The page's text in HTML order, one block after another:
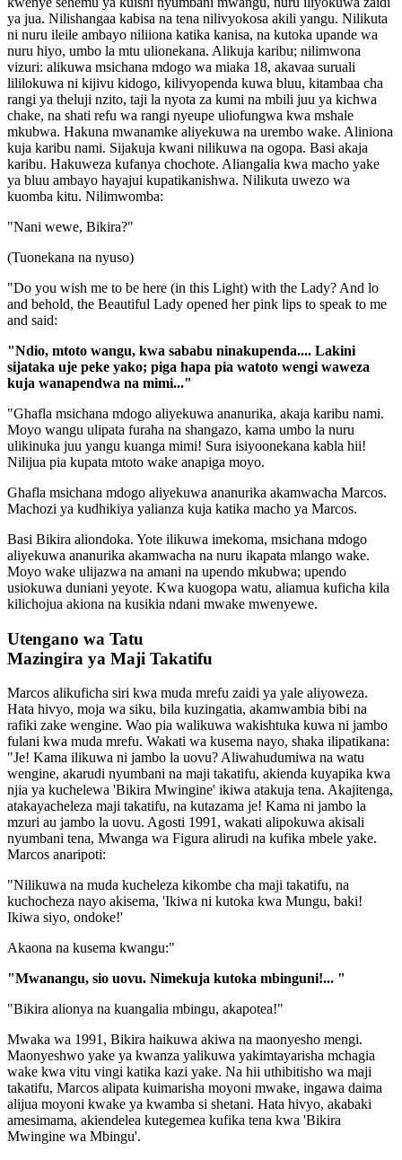
ya jua. Nilishangaa kabisa na tena nilivyokosa akili yangu. Nilikuta
ni nuru ileile ambayo niliiona katika kanisa, na kutoka upande wa
nuru hiyo, umbo la mtu ulionekana. Alikuja karibu; nilimwona
vizuri: alikuwa msichana mdogo wa miaka 18, akavaa suruali
lililokuwa ni kijivu kidogo, kilivyopenda kuwa bluu, kitambaa cha
rangi ya theluji nzito, taji la nyota za kumi na mbili juu ya kichwa
chake, na shati refu wa rangi nyeupe uliofungwa kwa mshale
mkubwa. Hakuna mwanamke aliyekuwa na urembo wake. Aliniona
kuja karibu nami. Sijakuja kwani nilikuwa na ogopa. Basi akaja
karibu. Hakuweza kufanya chochote. Aliangalia kwa macho yake
ya bluu ambayo hayajui kupatikanishwa. Nilikuta uwezo wa
kuomba kitu. Nilimwomba:
"Nani wewe, Bikira?"
(Tuonekana na nyuso)
"Do you wish me to be here (in this Light) with the Lady? And lo
and behold, the Beautiful Lady opened her pink lips to speak to me
and said:
"Ndio, mtoto wangu, kwa sababu ninakupenda.... Lakini
sijataka uje peke yako; piga hapa pia watoto wengi waweza
kuja wanapendwa na mimi..."
"Ghafla msichana mdogo aliyekuwa ananurika, akaja karibu nami.
Moyo wangu ulipata furaha na shangazo, kama umbo la nuru
ulikinuka juu yangu kuanga mimi! Sura isiyoonekana kabla hii!
Nilijua pia kupata mtoto wake anapiga moyo.
Ghafla msichana mdogo aliyekuwa ananurika akamwacha Marcos.
Machozi ya kudhikiya yalianza kuja katika macho ya Marcos.
Basi Bikira aliondoka. Yote ilikuwa imekoma, msichana mdogo
aliyekuwa ananurika akamwacha na nuru ikapata mlango wake.
Moyo wake ulijazwa na amani na upendo mkubwa; upendo
usiokuwa duniani yeyote. Kwa kuogopa watu, aliamua kuficha kila
kilichojua akiona na kusikia ndani mwake mwenyewe.
Utengano wa Tatu
Mazingira ya Maji Takatifu
Marcos alikuficha siri kwa muda mrefu zaidi ya yale aliyoweza.
Hata hivyo, moja wa siku, bila kuzingatia, akamwambia bibi na
rafiki zake wengine. Wao pia walikuwa wakishtuka kuwa ni jambo
fulani kwa muda mrefu. Wakati wa kusema nayo, shaka ilipatikana:
"Je! Kama ilikuwa ni jambo la uovu? Aliwahudumiwa na watu
wengine, akarudi nyumbani na maji takatifu, akienda kuyapika kwa
njia ya kuchelewa 'Bikira Mwingine' ikiwa atakuja tena. Akajitenga,
atakayacheleza maji takatifu, na kutazama je! Kama ni jambo la
mzuri au jambo la uovu. Agosti 1991, wakati alipokuwa akisali
nyumbani tena, Mwanga wa Figura alirudi na kufika mbele yake.
Marcos anaripoti:
"Nilikuwa na muda kucheleza kikombe cha maji takatifu, na
kuchocheza nayo akisema, 'Ikiwa ni kutoka kwa Mungu, baki!
Ikiwa siyo, ondoke!'
Akaona na kusema kwangu:"
"Mwanangu, sio uovu. Nimekuja kutoka mbinguni!... "
"Bikira alionya na kuangalia mbingu, akapotea!"
Mwaka wa 1991, Bikira haikuwa akiwa na maonyesho mengi.
Maonyeshwo yake ya kwanza yalikuwa yakimtayarisha mchagia
wake kwa vitu vingi katika kazi yake. Na hii uthibitisho wa maji
takatifu, Marcos alipata kuimarisha moyoni mwake, ingawa daima
alijua moyoni kwake ya kwamba si shetani. Hata hivyo, akabaki
amesimama, akiendelea kutegemea kufika tena kwa 'Bikira
Mwingine wa Mbingu'.